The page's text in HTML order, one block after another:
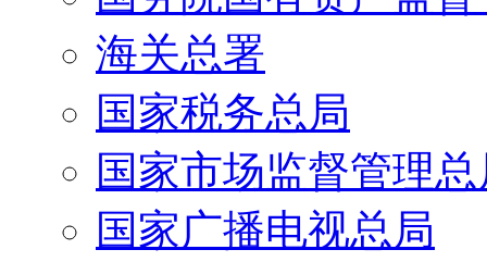
海关总署
国家税务总局
国家市场监督管理
国家广播电视总局